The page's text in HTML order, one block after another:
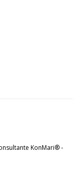
KonMari® -